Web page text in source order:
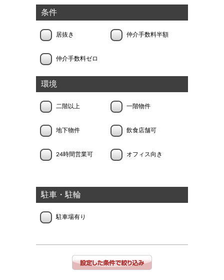
条件
居抜き 仲介手数料半額
仲介手数料ゼロ
環境
二階以上 一階物件
地下物件 飲食店舗可
24時間営業可 オフィス向き
駐車・駐輪
駐車場有り